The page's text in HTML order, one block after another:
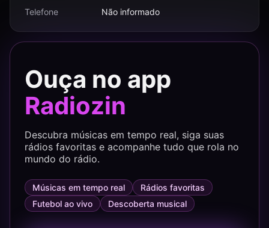
Telefone
Não informado
Ouça no app
Radiozin
Descubra músicas em tempo real, siga suas
rádios favoritas e acompanhe tudo que rola no
mundo do rádio.
Músicas em tempo real
Rádios favoritas
Futebol ao vivo
Descoberta musical